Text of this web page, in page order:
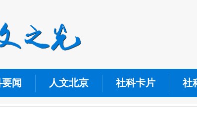
闻 人文北京 社科卡片 社